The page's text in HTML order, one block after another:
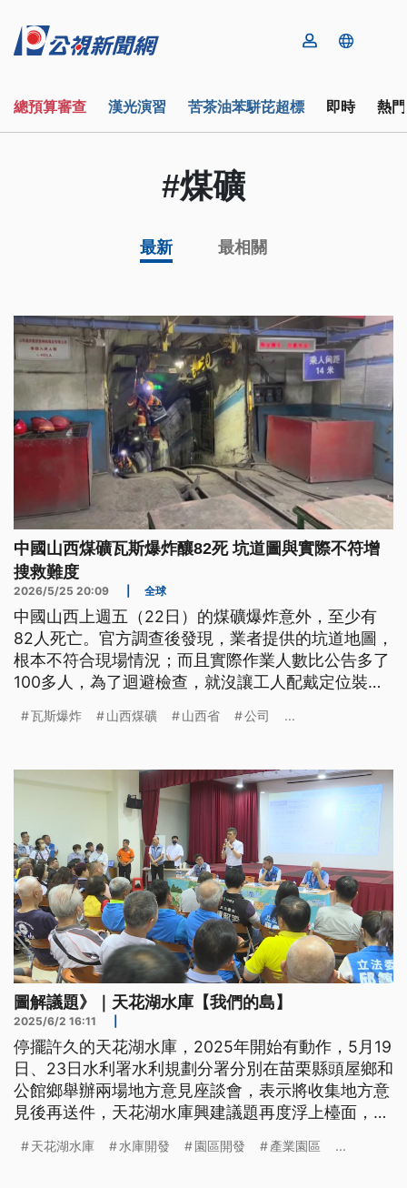
總預算審查 漢光演習 苦茶油苯駢芘超標 即時 熱
#煤礦
最新 最相關
中國山西煤礦瓦斯爆炸釀82死 坑道圖與實際不符增
搜救難度
2026/5/25 20:09 全球
中國山西上週五（22日）的煤礦爆炸意外，至少有
82人死亡。官方調查後發現，業者提供的坑道地圖，
根本不符合現場情況；而且實際作業人數比公告多了
100多人，為了迴避檢查，就沒讓工人配戴定位裝
難。
瓦斯爆炸 山西煤礦 山西省 公司 ...
圖解議題》｜天花湖水庫【我們的島】
2025/6/2 16:11
停擺許久的天花湖水庫，2025年開始有動作，5月19
日、23日水利署水利規劃分署分別在苗栗縣頭屋鄉和
公館鄉舉辦兩場地方意見座談會，表示將收集地方意
見後再送件，天花湖水庫興建議題再度浮上檯面，一
整理。
天花湖水庫 水庫開發 園區開發 產業園區 ...